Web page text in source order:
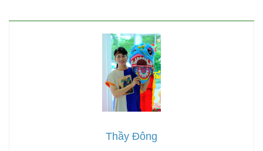
Thầy Đông